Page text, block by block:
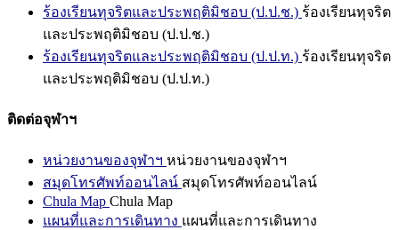
ร้องเรียนทุจริตและประพฤติมิชอบ (ป.ป.ช.) ร้องเรียนทุจริต
และประพฤติมิชอบ (ป.ป.ช.)
ร้องเรียนทุจริตและประพฤติมิชอบ (ป.ป.ท.) ร้องเรียนทุจริต
และประพฤติมิชอบ (ป.ป.ท.)
ติดต่อจุฬาฯ
หน่วยงานของจุฬาฯ หน่วยงานของจุฬาฯ
สมุดโทรศัพท์ออนไลน์ สมุดโทรศัพท์ออนไลน์
Chula Map Chula Map
แผนที่และการเดินทาง แผนที่และการเดินทาง